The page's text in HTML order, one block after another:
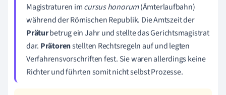
Magistraturen imcursus honorum(Ämterlaufbahn)
während der Römischen Republik. Die Amtszeit der
Präturbetrug ein Jahr und stellte das Gerichtsmagistrat
dar. Prätorenstellten Rechtsregeln auf und legten
Verfahrensvorschriften fest. Sie waren allerdings keine
Richter und führten somit nicht selbst Prozesse.